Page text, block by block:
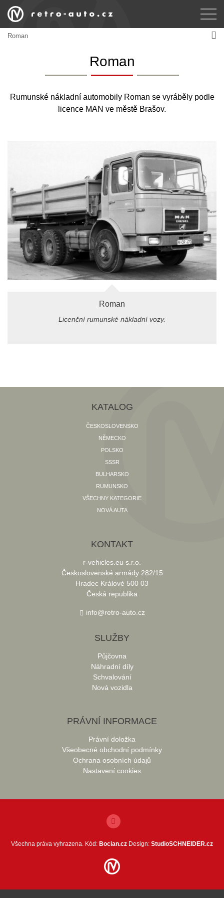
Roman
Roman
Rumunské nákladní automobily Roman se vyráběly podle
licence MAN ve městě Brašov.
Roman
Licenční rumunské nákladní vozy.
KATALOG
ČESKOSLOVENSKO
NĚMECKO
POLSKO
SSSR
BULHARSKO
RUMUNSKO
VŠECHNY KATEGORIE
NOVÁ AUTA
KONTAKT
r-vehicles.eu s.r.o.
Československé armády 282/15
Hradec Králové 500 03
Česká republika
info@retro-auto.cz
SLUŽBY
Půjčovna
Náhradní díly
Schvalování
Nová vozidla
PRÁVNÍ INFORMACE
Právní doložka
Všeobecné obchodní podmínky
Ochrana osobních údajů
Nastavení cookies
Všechna práva vyhrazena. Kód: Bocian.cz Design: StudioSCHNEIDER.cz